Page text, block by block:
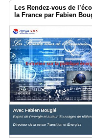
Les Rendez-vous de
la France par Fabien